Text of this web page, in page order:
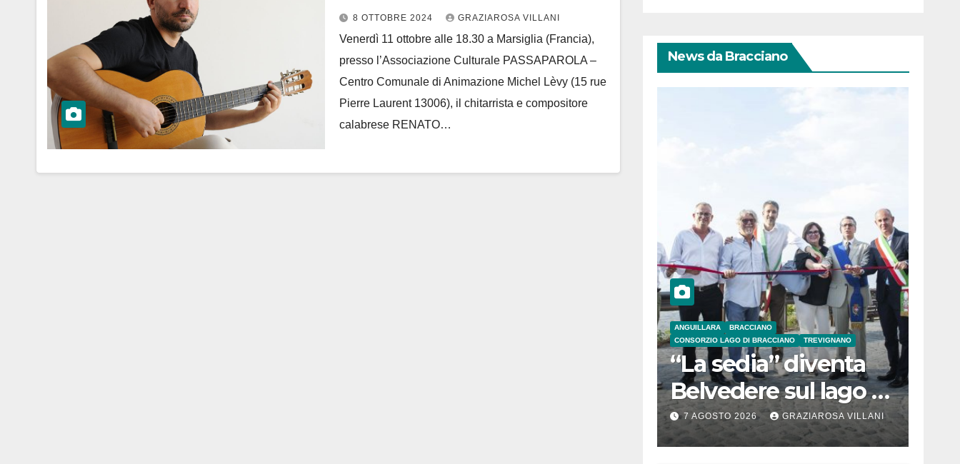
musica e matematica
8 OTTOBRE 2024 GRAZIAROSA VILLANI
Venerdì 11 ottobre alle 18.30 a Marsiglia (Francia),
presso l’Associazione Culturale PASSAPAROLA –
Centro Comunale di Animazione Michel Lèvy (15 rue
Pierre Laurent 13006), il chitarrista e compositore
calabrese RENATO…
News da Bracciano
ANGUILLARA
BRACCIANO
CONSORZIO LAGO DI BRACCIANO
TREVIGNANO
“La sedia” diventa
Belvedere sul lago di
Bracciano: ieri
l’inaugurazione
7 AGOSTO 2026 GRAZIAROSA VILLANI